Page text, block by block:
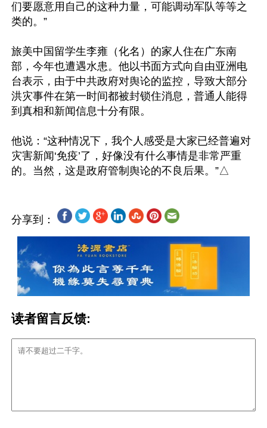
们要愿意用自己的这种力量，可能调动军队等等之
类的。”
旅美中国留学生李雍（化名）的家人住在广东南
部，今年也遭遇水患。他以书面方式向自由亚洲电
台表示，由于中共政府对舆论的监控，导致大部分
洪灾事件在第一时间都被封锁住消息，普通人能得
到真相和新闻信息十分有限。
他说：“这种情况下，我个人感受是大家已经普遍对
灾害新闻‘免疫’了，好像没有什么事情是非常严重
分享到：
读者留言反馈: